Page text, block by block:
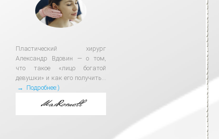
Пластический хирург
Александр Вдовин — о том,
что такое «лицо богатой
девушки» и как его получить...
→ Подробнее:)